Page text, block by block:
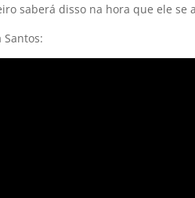
saberá disso na hora que ele se